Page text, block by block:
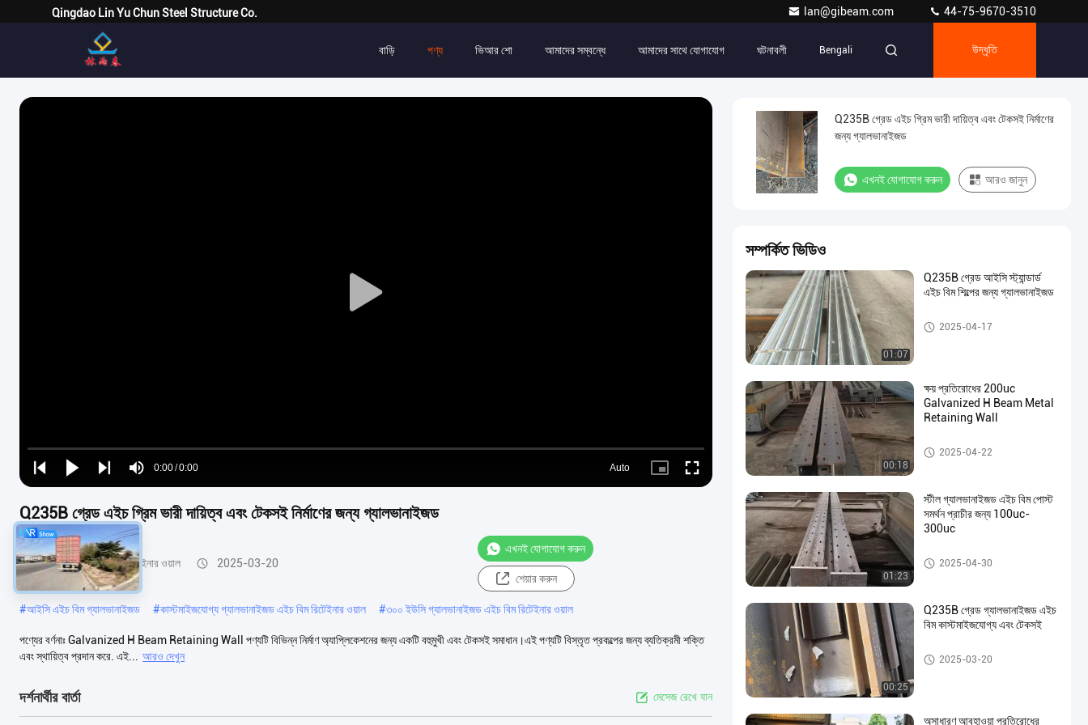
Qingdao Lin Yu Chun Steel Structure Co. lan@gibeam.com 44-75-9670-3510
বাড়ি পণ্য ভিআর শো আমাদের সম্বন্ধে আমাদের সাথে যোগাযোগ ঘটনাবলী Bengali উদ্ধৃতি
Play
Play
Play
Play
Mute
Time
0:00/0:00
Loaded:
0%
Auto
Picture- Fullscreen
Q235B গ্রেড এইচ গ্রিম ভারী দায়িত্ব এবং টেকসই নির্মাণের জন্য গ্যালভানাইজড
গ্যালভানাইজড এইচ বিম রিটেইনার ওয়াল 2025-03-20
এখনই যোগাযোগ করুন
শেয়ার করুন
#আইসি এইচ বিম গ্যালভানাইজড #কাস্টমাইজযোগ্য গ্যালভানাইজড এইচ বিম রিটেইনার ওয়াল #৩০০ ইউসি গ্যালভানাইজড এইচ বিম রিটেইনার ওয়াল
পণ্যের বর্ণনাঃ Galvanized H Beam Retaining Wall পণ্যটি বিভিন্ন নির্মাণ অ্যাপ্লিকেশনের জন্য একটি বহুমুখী এবং টেকসই সমাধান।এই পণ্যটি বিস্তৃত প্রকল্পের জন্য ব্যতিক্রমী শক্তি
এবং স্থায়িত্ব প্রদান করে. এই... আরও দেখুন
দর্শনার্থীর বার্তা মেসেজ রেখে যান
Q235B গ্রেড এইচ গ্রিম ভারী দায়িত্ব এবং টেকসই নির্মাণের
জন্য গ্যালভানাইজড
এখনই যোগাযোগ করুন আরও জানুন
সম্পর্কিত ভিডিও
01:07
Q235B গ্রেড আইসি স্ট্যান্ডার্ড
এইচ বিম শিল্পের জন্য গ্যালভানাইজড
গ্যালভানাইজড এইচ বিম রিটেইনার ওয়াল
2025-04-17
00:18
ক্ষয় প্রতিরোধের 200uc
Galvanized H Beam Metal
Retaining Wall
গ্যালভানাইজড এইচ বিম রিটেইনার ওয়াল
2025-04-22
01:23
স্টীল গ্যালভানাইজড এইচ বিম পোস্ট
সমর্থন প্রাচীর জন্য 100uc-
300uc
গ্যালভানাইজড এইচ বিম রিটেইনার ওয়াল
2025-04-30
00:25
Q235B গ্রেড গ্যালভানাইজড এইচ
বিম কাস্টমাইজযোগ্য এবং টেকসই
গ্যালভানাইজড এইচ বিম রিটেইনার ওয়াল
2025-03-20
অসাধারণ আবহাওয়া প্রতিরোধের